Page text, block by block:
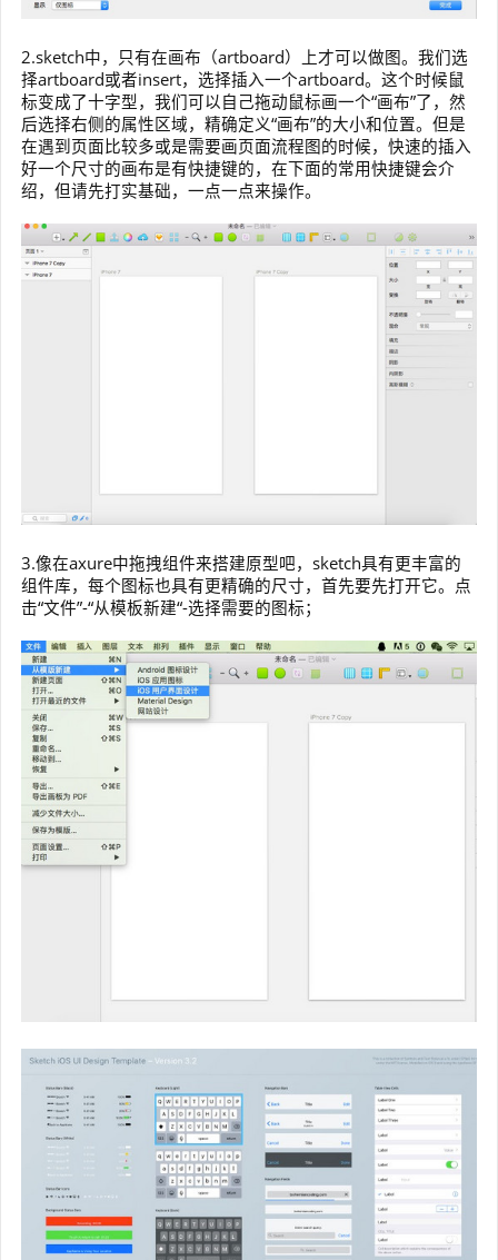
2.sketch中，只有在画布（artboard）上才可以做图。我们选
择artboard或者insert，选择插入一个artboard。这个时候鼠
标变成了十字型，我们可以自己拖动鼠标画一个“画布”了，然
后选择右侧的属性区域，精确定义“画布”的大小和位置。但是
在遇到页面比较多或是需要画页面流程图的时候，快速的插入
好一个尺寸的画布是有快捷键的，在下面的常用快捷键会介
绍，但请先打实基础，一点一点来操作。
3.像在axure中拖拽组件来搭建原型吧，sketch具有更丰富的
组件库，每个图标也具有更精确的尺寸，首先要先打开它。点
击“文件”-“从模板新建“-选择需要的图标；